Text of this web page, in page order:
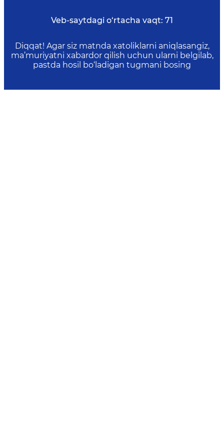
Veb-saytdagi o‘rtacha vaqt: 71
Diqqat! Agar siz matnda xatoliklarni aniqlasangiz,
ma’muriyatni xabardor qilish uchun ularni belgilab,
pastda hosil bo‘ladigan tugmani bosing